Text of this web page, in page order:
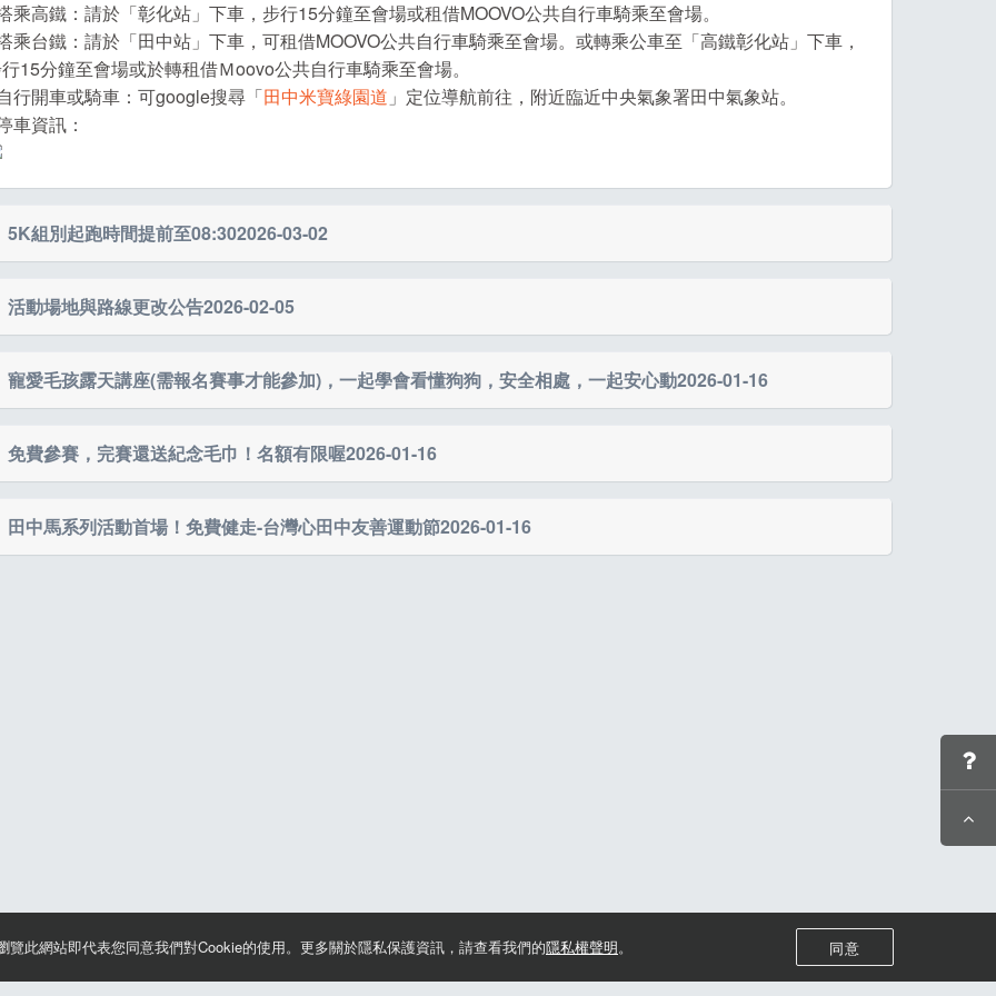
乘高鐵：請於「彰化站」下車，步行15分鐘至會場或租借MOOVO公共自行車騎乘至會場。
乘台鐵：請於「田中站」下車，可租借MOOVO公共自行車騎乘至會場。或轉乘公車至「高鐵彰化站」下車，
15分鐘至會場或於轉租借Ｍoovo公共自行車騎乘至會場。
行開車或騎車：可google搜尋「田中米寶綠園道 」定位導航前往，附近臨近中央氣象署田中氣象站。
車資訊：
5K組別起跑時間提前至08:302026-03-02
的友善運動節5K組選手您好：
常感謝大家報名參與此次活動，為了讓各組更順利安全的出發，因此5K組選手將於08:30與12K組選手一起起
時間活動內容
00
15
活動場地與路線更改公告2026-02-05
活動更加順遂，活動場地與路線將進行修改調整！
高鐵田中路ㄧ段與高鐵綠園路ㄧ段路口廣場
路線：https://connect.garmin.com/app/course/340374922
路線：https://connect.garmin.com/app/course/141338264
寵愛毛孩露天講座(需報名賽事才能參加)，一起學會看懂狗狗，安全相處，一起安心動2026-01-16
愛毛孩露天講座：專業講師分享「人狗一起動：安全運動 × 穩定放電」主題，講座內容為：讀懂狗狗的天生氣
、讓散步回到狗狗的角度、找到真正適合狗狗的運動，時長1.5小時含Q&A 名額有限，報名時請勾選是否參加。
免費參賽，完賽還送紀念毛巾！名額有限喔2026-01-16
田中馬系列活動首場！免費健走-台灣心田中友善運動節2026-01-16
此網站即代表您同意我們對Cookie的使用。更多關於隱私保護資訊，請查看我們的隱私權聲明。 同意